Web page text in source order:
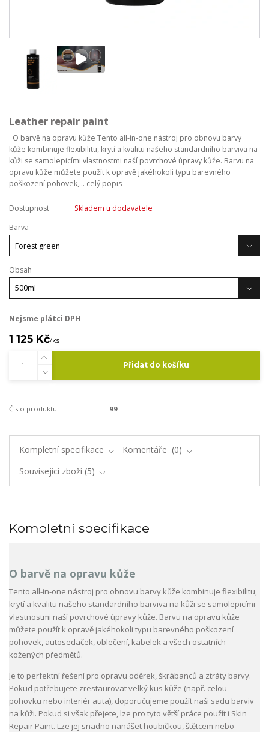
Leather repair paint
O barvě na opravu kůže Tento all-in-one nástroj pro obnovu barvy
kůže kombinuje flexibilitu, krytí a kvalitu našeho standardního barviva na
kůži se samolepicími vlastnostmi naší povrchové úpravy kůže. Barvu na
opravu kůže můžete použít k opravě jakéhokoli typu barevného
poškození pohovek,... celý popis
Dostupnost
Skladem u dodavatele
Barva
Obsah
Nejsme plátci DPH
1 125 Kč/ks
Přidat do košíku
Číslo produktu: 99
Kompletní specifikace Komentáře
0
Související zboží 5
Kompletní specifikace
O barvě na opravu kůže
Tento all-in-one nástroj pro obnovu barvy kůže kombinuje flexibilitu,
krytí a kvalitu našeho standardního barviva na kůži se samolepicími
vlastnostmi naší povrchové úpravy kůže. Barvu na opravu kůže
můžete použít k opravě jakéhokoli typu barevného poškození
pohovek, autosedaček, oblečení, kabelek a všech ostatních
kožených předmětů.
Je to perfektní řešení pro opravu oděrek, škrábanců a ztráty barvy.
Pokud potřebujete zrestaurovat velký kus kůže (např. celou
pohovku nebo interiér auta), doporučujeme použít naši sadu barviv
na kůži. Pokud si však přejete, lze pro tyto větší práce použít i Skin
Repair Paint. Lze jej snadno nanášet houbičkou, štětcem nebo